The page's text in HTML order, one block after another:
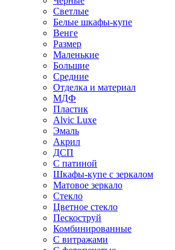
Светлые
Белые шкафы-купе
Венге
Размер
Маленькие
Большие
Средние
Отделка и материал
МДФ
Пластик
Alvic Luxe
Эмаль
Акрил
ДСП
С патиной
Шкафы-купе с зеркалом
Матовое зеркало
Стекло
Цветное стекло
Пескоструй
Комбинированные
С витражами